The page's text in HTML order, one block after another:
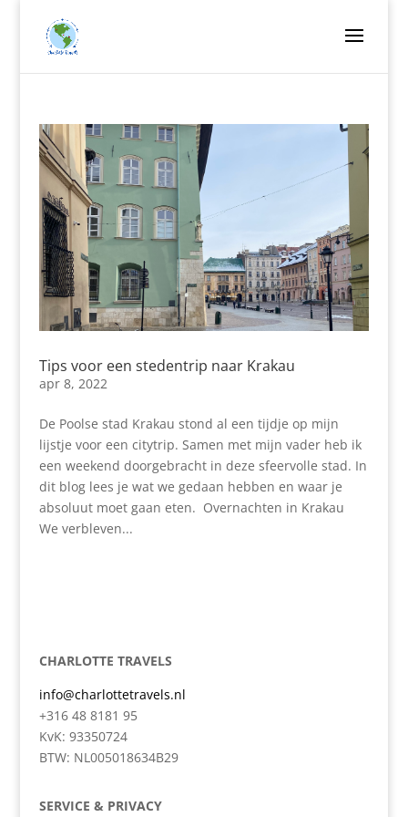
Tips voor een stedentrip naar Krakau
apr 8, 2022
De Poolse stad Krakau stond al een tijdje op mijn
lijstje voor een citytrip. Samen met mijn vader heb ik
een weekend doorgebracht in deze sfeervolle stad. In
dit blog lees je wat we gedaan hebben en waar je
absoluut moet gaan eten. Overnachten in Krakau
We verbleven...
CHARLOTTE TRAVELS
info@charlottetravels.nl
+316 48 8181 95
KvK: 93350724
BTW: NL005018634B29
SERVICE & PRIVACY